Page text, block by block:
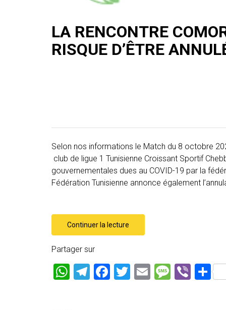
LA RENCONTRE
RISQUE D’ÊTRE
Selon nos informations le Match du 8 octobre
club de ligue 1 Tunisienne Croissant Sportif
gouvernementales dues au COVID-19 par la
Fédération Tunisienne annonce également
Continuer la lecture
Partager sur
W T
F
T
E
M Vi P